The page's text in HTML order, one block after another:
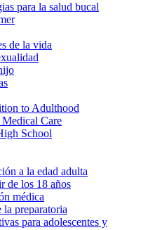
para la salud bucal
de la vida
to Adulthood
Care
School
a la edad adulta
de los 18 años
médica
la preparatoria
para adolescentes y